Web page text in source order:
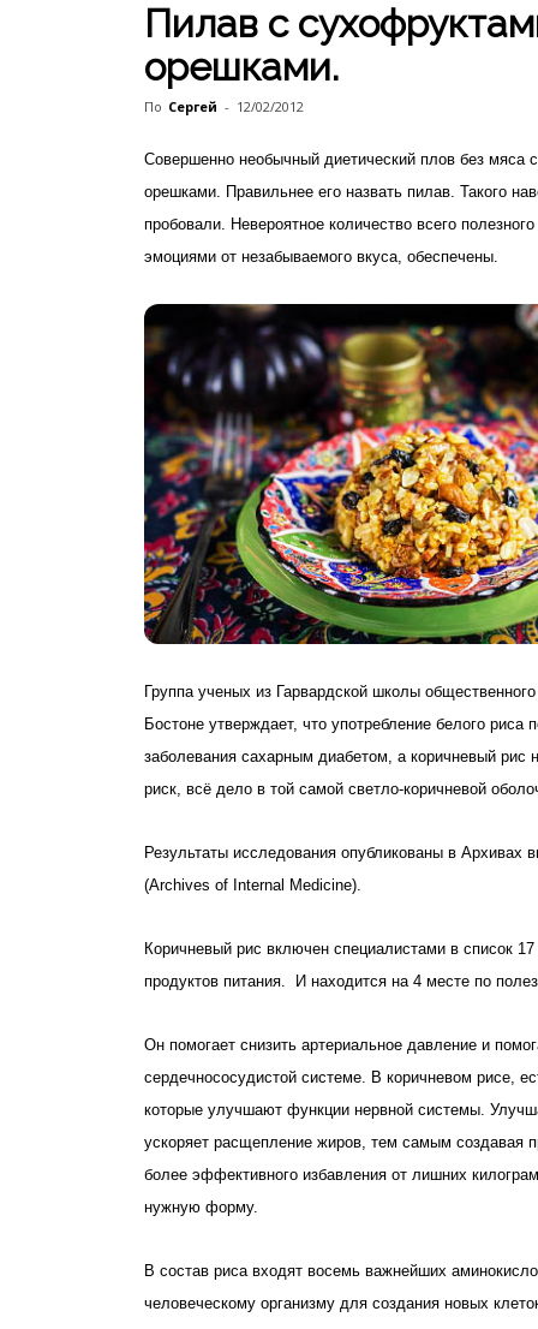
Пилав с
орешками.
По Сергей - 12/02/2012
Совершенно необычный диетический плов без мяса
орешками. Правильнее его назвать пилав. Такого
пробовали. Невероятное количество всего
эмоциями от незабываемого вкуса, обеспечены.
Группа ученых из Гарвардской школы
Бостоне утверждает, что употребление белого риса
заболевания сахарным диабетом, а коричневый рис
риск, всё дело в той самой светло-коричневой
Результаты исследования опубликованы в Архивах
(Archives of Internal Medicine).
Коричневый рис включен специалистами в список
продуктов питания. И находится на 4 месте по
Он помогает снизить артериальное давление и
сердечнососудистой системе. В коричневом рисе,
которые улучшают функции нервной системы.
ускоряет расщепление жиров, тем самым создавая
более эффективного избавления от лишних
нужную форму.
В состав риса входят восемь важнейших
человеческому организму для создания новых